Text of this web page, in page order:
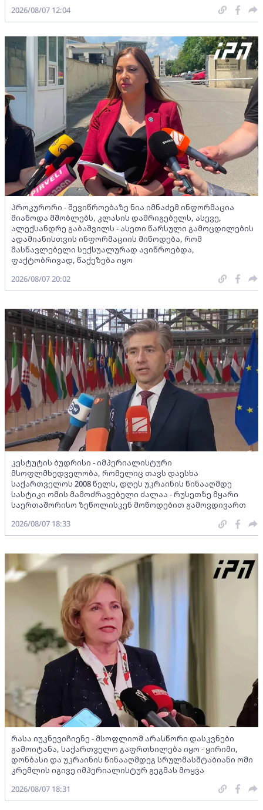
2026/08/07 12:04
პროკურორი - შევიწროებაზე ნია იმნაძემ ინფორმაცია
მიაწოდა მშობლებს, კლასის დამრიგებელს, ასევე,
ალექსანდრე გაბაშვილს - ასეთი წარსული გამოცდილების
ადამიანისთვის ინფორმაციის მიწოდება, რომ
მასწავლებელი სექსუალურად ავიწროებდა,
ფაქტობრივად, წაქეზება იყო
2026/08/07 20:02
კესტუტის ბუდრისი - იმპერიალისტური
მსოფლმხედველობა, რომელიც თავს დაესხა
საქართველოს 2008 წელს, დღეს უკრაინის წინააღმდე
სასტიკი ომის მამოძრავებელი ძალაა - რუსეთზე მყარი
საერთაშორისო ზეწოლისკენ მოწოდებით გამოვდივართ
2026/08/07 18:33
რასა იუკნევიჩიენე - მსოფლიომ არასწორი დასკვნები
გამოიტანა, საქართველო გაფრთხილება იყო - ყირიმი,
დონბასი და უკრაინის წინააღმდეგ სრულმასშტაბიანი ომი
კრემლის იგივე იმპერიალისტურ გეგმას მოყვა
2026/08/07 18:31